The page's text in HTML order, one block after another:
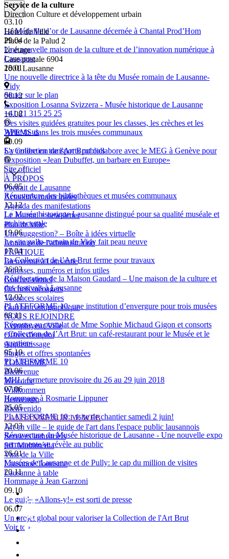
03.10
La Médaille d’or de Lausanne décernée à Chantal Prod’Hom
29.04
Une nouvelle maison de la culture et de l’innovation numérique à
Lausanne
28.01
Une nouvelle directrice à la tête du Musée romain de Lausanne-
Vidy
06.12
Exposition Losanna Svizzera - Musée historique de Lausanne
16.08
Des visites guidées gratuites pour les classes, les crèches et les
APEMS dans les trois musées communaux
10.09
La Collection de l'Art Brut collabore avec le MEG à Genève pour
l'exposition «Jean Dubuffet, un barbare en Europe»
06.05
Réouverture des bibliothèques et musées communaux
12.12
Le Musée historique Lausanne distingué pour sa qualité muséale et
architecturale
19.06
Le site gallo-romain de Vidy fait peau neuve
17.04
La Collection de l’Art Brut ferme pour travaux
26.03
Réaffectation de la Maison Gaudard – Une maison de la culture et
des festivals à Lausanne
12.02
PLATEFORME 10: une institution d’envergure pour trois musées
08.11
Réponse au postulat de Mme Sophie Michaud Gigon et consorts
«Collection de l’Art Brut: un café-restaurant pour le Musée et le
quartier»
05.10
PLATEFORME 10
20.06
MHL: fermeture provisoire du 26 au 29 juin 2018
07.06
Hommage à Rosmarie Lippuner
25.05
PLATEFORME 10: visite de chantier samedi 2 juin!
12.03
Réouverture du Musée historique de Lausanne - Une nouvelle expo
permanente se révèle au public
26.01
Musées de Lausanne et de Pully: le cap du million de visites
20.11
Hommage à Jean Garzoni
09.10
Le guide «Allons-y!» est sorti de presse
06.07
Un projet global pour valoriser la Collection de l'Art Brut
Voir tout
Service de la culture
Direction Culture et développement urbain
Hôtel de Ville
Place de la Palud 2
2e étage
Case postale 6904
1001 Lausanne
Situer sur le plan
+41 21 315 25 25
Write to us
S'y rendre en transports publics
Site officiel
À PROPOS
Portrait de Lausanne
Actualités municipales
Agenda des manifestations
Le Journal + newsletter
Plan de ville
Une suggestion? – Boîte à idées virtuelle
Annuaire de l'administration
PRATIQUE
Bienvenue à Lausanne
Adresses, numéros et infos utiles
Guichet virtuel
Déchets ménagers
Vacances scolaires
Guichet cartographique
NOUS REJOINDRE
L'employeur Ville
Offres d'emploi
Apprentissage
Stages et offres spontanées
TOURISME
Bienvenue
Welcome
Willkommen
Benvenuto
Bienvenido
LAUSANNE SUR LE WEB
Art en ville – le guide de l'art dans l'espace public lausannois
Services industriels
SiL Multimédia
Vins de la Ville
Lausanne Tourisme
Lausanne à table